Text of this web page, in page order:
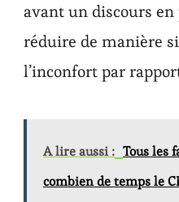
avant un discours
réduire de manière
l’inconfort par
A lire aussi : Tous les
combien de temps le